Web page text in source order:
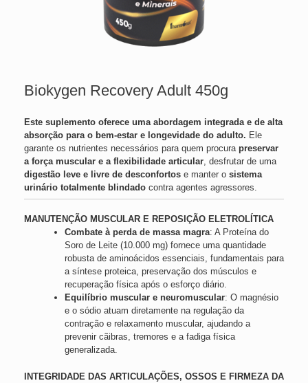
Biokygen Recovery Adult 450g
Este suplemento oferece uma abordagem integrada e de alta
absorção para o bem-estar e longevidade do adulto. Ele
garante os nutrientes necessários para quem procura preservar
a força muscular e a flexibilidade articular, desfrutar de uma
digestão leve e livre de desconfortos e manter o sistema
urinário totalmente blindado contra agentes agressores.
MANUTENÇÃO MUSCULAR E REPOSIÇÃO ELETROLÍTICA
Combate à perda de massa magra: A Proteína do
Soro de Leite (10.000 mg) fornece uma quantidade
robusta de aminoácidos essenciais, fundamentais para
a síntese proteica, preservação dos músculos e
recuperação física após o esforço diário.
Equilíbrio muscular e neuromuscular: O magnésio
e o sódio atuam diretamente na regulação da
contração e relaxamento muscular, ajudando a
prevenir cãibras, tremores e a fadiga física
generalizada.
INTEGRIDADE DAS ARTICULAÇÕES, OSSOS E FIRMEZA DA